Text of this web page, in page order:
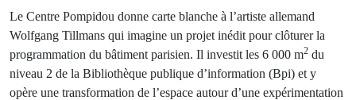
Le Centre Pompidou donne carte blanche à l’artiste allemand
Wolfgang Tillmans qui imagine un projet inédit pour clôturer la
programmation du bâtiment parisien. Il investit les 6 000 m2 du
niveau 2 de la Bibliothèque publique d’information (Bpi) et y
opère une transformation de l’espace autour d’une expérimentation